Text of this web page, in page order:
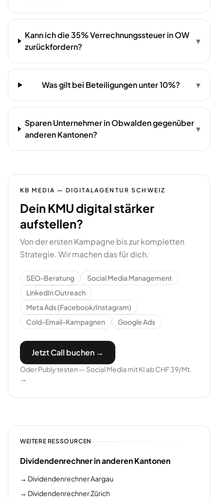
Kann ich die 35% Verrechnungssteuer in OW
zurückfordern?
▾
Was gilt bei Beteiligungen unter 10%? ▾
Sparen Unternehmer in Obwalden gegenüber
anderen Kantonen?
▾
KB MEDIA — DIGITALAGENTUR SCHWEIZ
Dein KMU digital stärker
aufstellen?
Von der ersten Kampagne bis zur kompletten
Strategie. Wir machen das für dich.
SEO-Beratung
Social Media Management
LinkedIn Outreach
Meta Ads (Facebook/Instagram)
Cold-Email-Kampagnen
Google Ads
Jetzt Call buchen →
Oder Publy testen — Social Media mit KI ab CHF 39/Mt.
→
WEITERE RESSOURCEN
Dividendenrechner in anderen Kantonen
→ Dividendenrechner Aargau
→ Dividendenrechner Zürich